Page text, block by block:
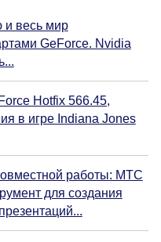
и весь мир
GeForce. Nvidia
Hotfix 566.45,
в игре Indiana Jones
работы: МТС
для создания